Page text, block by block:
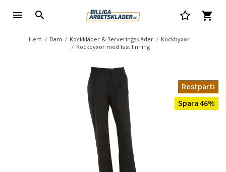
Hem Dam Kockkläder & Serveringskläder
Kockbyxor
Kockbyxor med fast linning
Restparti
Spara 46%